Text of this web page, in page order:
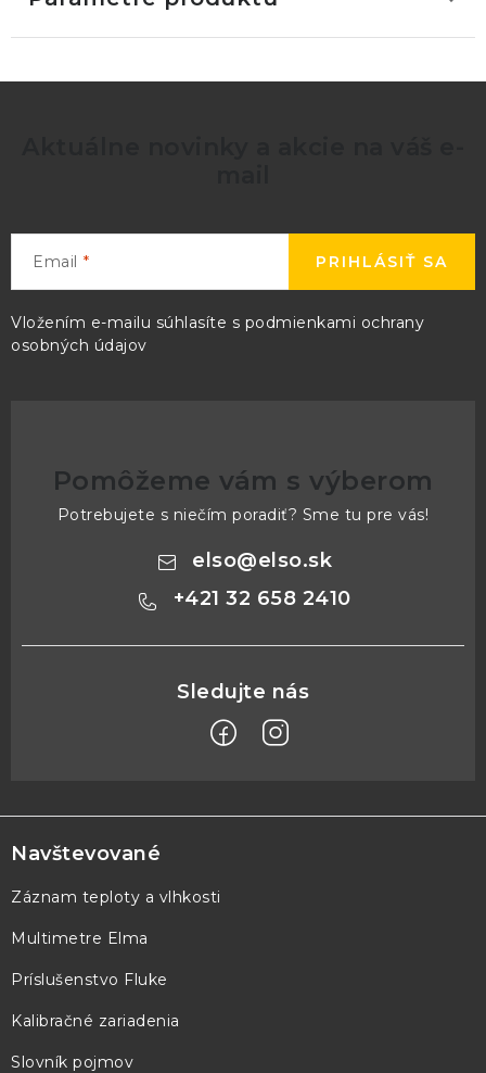
Email
Vložením e-mailu súhlasíte s podmienkami ochrany
osobných údajov
PRIHLÁSIŤ SA
Pomôžeme vám s výberom
Potrebujete s niečím poradiť? Sme tu pre vás!
elso@elso.sk
+421 32 658 2410
á
p
ä
e
Navštevované
Záznam teploty a vlhkosti
Multimetre Elma
Príslušenstvo Fluke
Kalibračné zariadenia
Slovník pojmov